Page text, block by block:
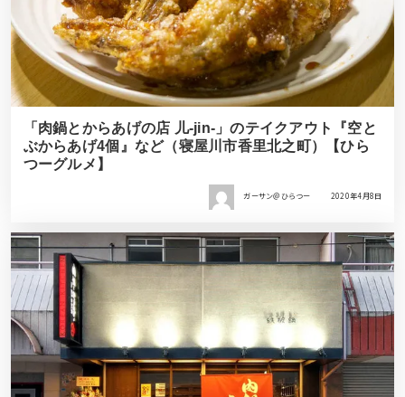
「肉鍋とからあげの店 儿-jin-」のテイクアウト『空と
ぶからあげ4個』など（寝屋川市香里北之町）【ひら
つーグルメ】
ガーサン＠ひらつー 2020年4月8日